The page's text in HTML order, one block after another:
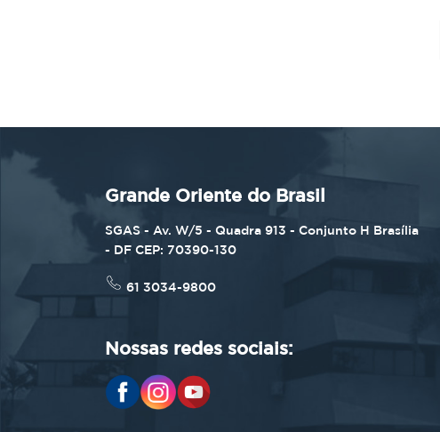
Grande Oriente do Brasil
SGAS - Av. W/5 - Quadra 913 - Conjunto H Brasília
- DF CEP: 70390-130
61 3034-9800
Nossas redes sociais: